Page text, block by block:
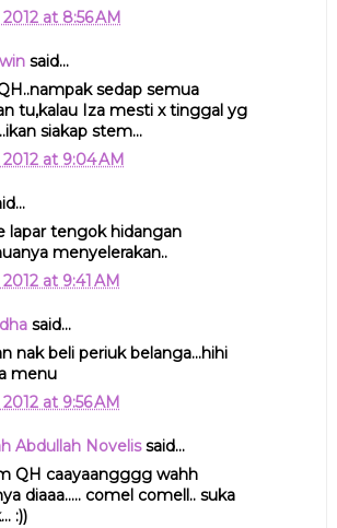
at 8:56 AM
said...
sedap semua
tu,kalau Iza mesti x tinggal yg
siakap stem...
at 9:04 AM
lapar tengok hidangan
menyelerakan..
at 9:41 AM
said...
nak beli periuk belanga...hihi
menu
at 9:56 AM
Abdullah Novelissaid...
QH caayaangggg wahh
diaaa..... comel comell.. suka
:))